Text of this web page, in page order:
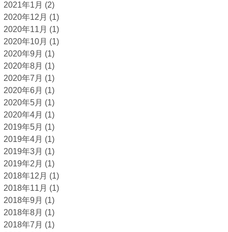
2021年1月 (2)
2020年12月 (1)
2020年11月 (1)
2020年10月 (1)
2020年9月 (1)
2020年8月 (1)
2020年7月 (1)
2020年6月 (1)
2020年5月 (1)
2020年4月 (1)
2019年5月 (1)
2019年4月 (1)
2019年3月 (1)
2019年2月 (1)
2018年12月 (1)
2018年11月 (1)
2018年9月 (1)
2018年8月 (1)
2018年7月 (1)